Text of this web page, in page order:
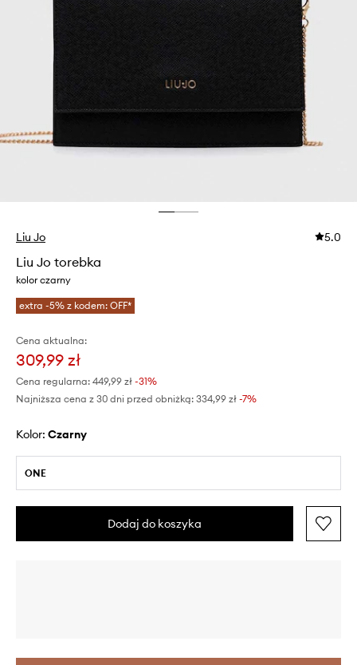
Liu Jo 5.0
Liu Jo torebka
kolor czarny
extra -5% z kodem: OFF*
Cena aktualna:
309,99 zł
Cena regularna: 449,99 zł -31%
Najniższa cena z 30 dni przed obniżką: 334,99 zł -7%
Kolor: czarny
ONE
Dodaj do koszyka